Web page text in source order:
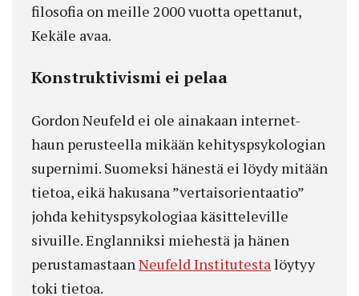
filosofia on meille 2000 vuotta opettanut,
Kekäle avaa.
Konstruktivismi ei pelaa
Gordon Neufeld ei ole ainakaan internet-
haun perusteella mikään kehityspsykologian
supernimi. Suomeksi hänestä ei löydy mitään
tietoa, eikä hakusana ”vertaisorientaatio”
johda kehityspsykologiaa käsitteleville
sivuille. Englanniksi miehestä ja hänen
perustamastaanNeufeld Institutestalöytyy
toki tietoa.